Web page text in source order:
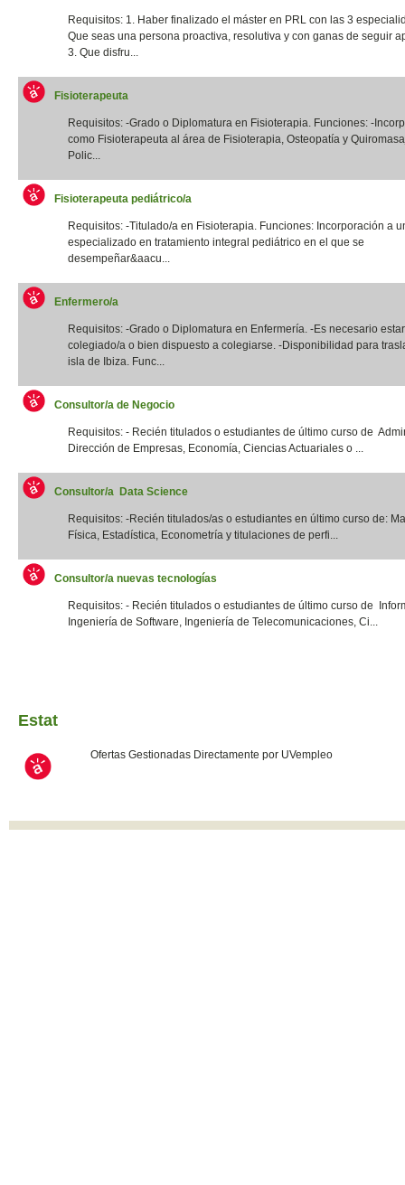
Requisitos: 1. Haber finalizado el máster en PRL con las 3
Que seas una persona proactiva, resolutiva y con ganas de seguir
3. Que disfru...
Fisioterapeuta
Requisitos: -Grado o Diplomatura en Fisioterapia. Funciones: -
como Fisioterapeuta al área de Fisioterapia, Osteopatía y
Polic...
Fisioterapeuta pediátrico/a
Requisitos: -Titulado/a en Fisioterapia. Funciones: Incorporación a
especializado en tratamiento integral pediátrico en el que se
desempeñar&aacu...
Enfermero/a
Requisitos: -Grado o Diplomatura en Enfermería. -Es necesario estar
colegiado/a o bien dispuesto a colegiarse. -Disponibilidad para
isla de Ibiza. Func...
Consultor/a de Negocio
Requisitos: - Recién titulados o estudiantes de último curso de
Dirección de Empresas, Economía, Ciencias Actuariales o ...
Consultor/a Data Science
Requisitos: -Recién titulados/as o estudiantes en último curso de:
Física, Estadística, Econometría y titulaciones de perfi...
Consultor/a nuevas tecnologías
Requisitos: - Recién titulados o estudiantes de último curso de
Ingeniería de Software, Ingeniería de Telecomunicaciones, Ci...
Estat
Ofertas Gestionadas Directamente por UVempleo